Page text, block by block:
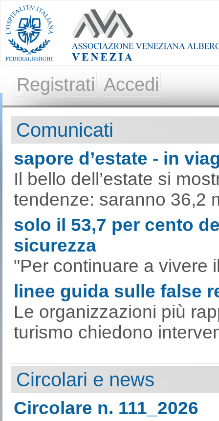
Registrati Accedi
Comunicati
sapore d’estate - in
Il bello dell’estate si
tendenze: saranno 36,2
solo il 53,7 per cento
sicurezza
"Per continuare a vivere
linee guida sulle false
Le organizzazioni più
turismo chiedono
Circolari e news
Circolare n. 111_2026